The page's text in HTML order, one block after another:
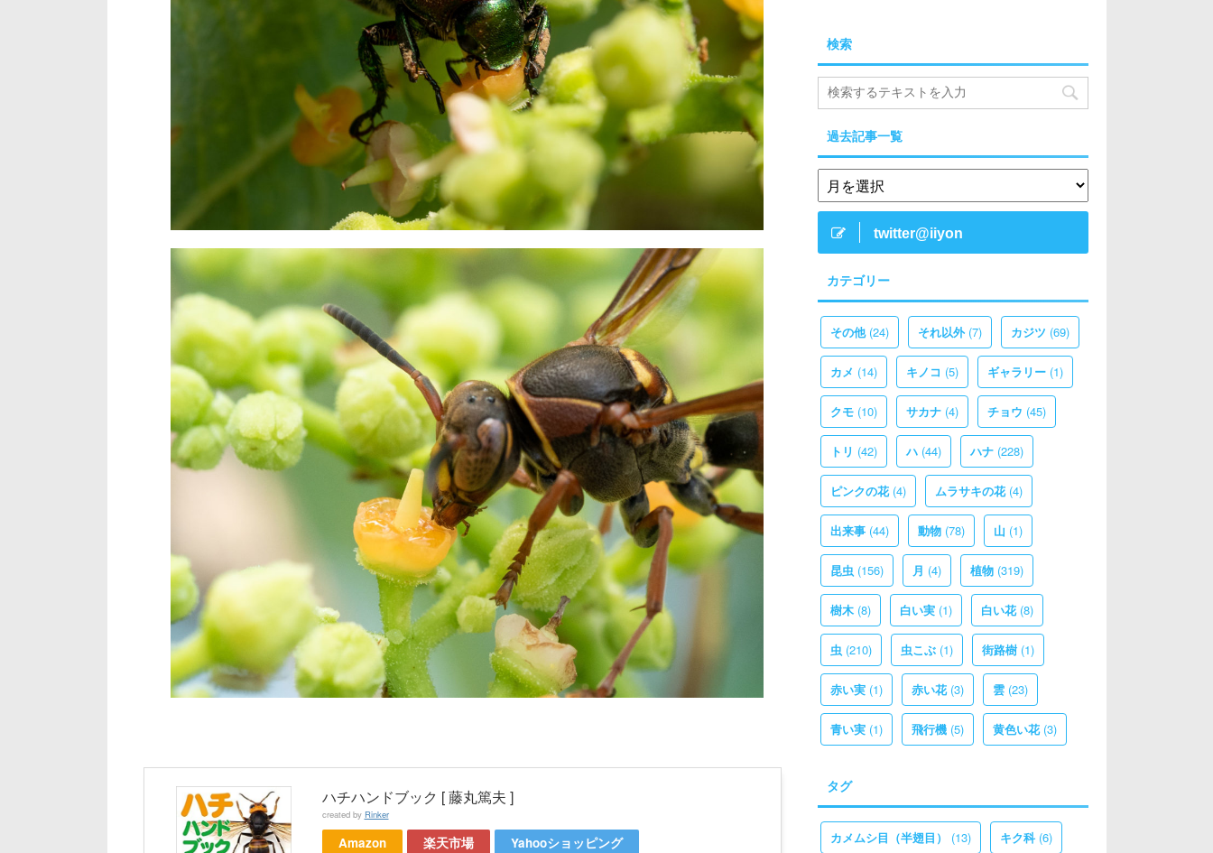
ハチハンドブック [ 藤丸篤夫 ]
created by Rinker
Amazon 楽天市場 Yahooショッピング
検索
過去記事一覧
twitter@iiyon
カテゴリー
その他(24) それ以外(7) カジツ (69)
カメ (14) キノコ (5) ギャラリー(1)
クモ(10) サカナ(4) チョウ (45)
トリ (42) ハ(44) ハナ(228)
ピンクの花(4) ムラサキの花(4)
出来事(44) 動物(78) 山 (1)
昆虫(156) 月 (4) 植物(319)
樹木(8) 白い実(1) 白い花(8)
虫(210) 虫こぶ(1) 街路樹(1)
赤い実(1) 赤い花(3) 雲(23)
青い実(1) 飛行機(5) 黄色い花(3)
タグ
カメムシ目（半翅目） (13) キク科(6)